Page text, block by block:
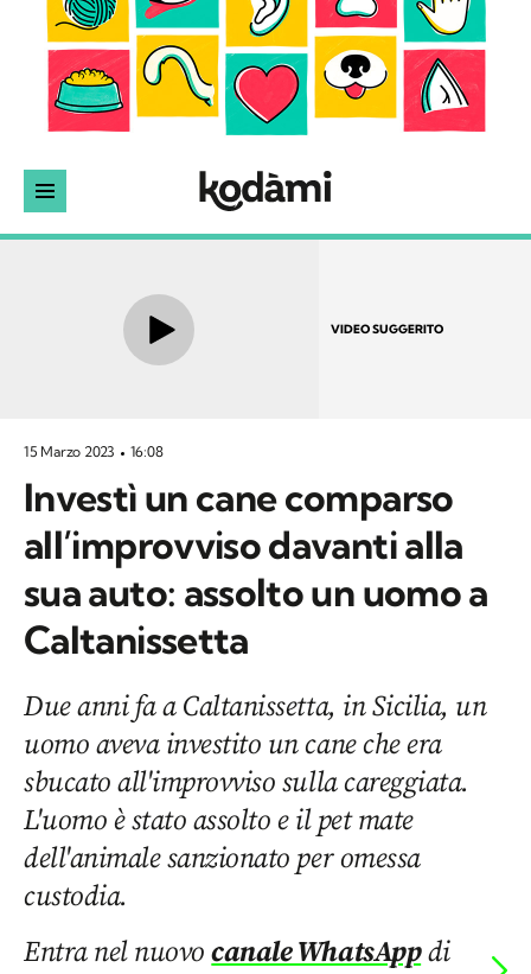
VIDEO SUGGERITO
15 Marzo 2023 16:08
Investì un cane comparso
all’improvviso davanti alla
sua auto: assolto un uomo a
Caltanissetta
Due anni fa a Caltanissetta, in Sicilia, un
uomo aveva investito un cane che era
sbucato all'improvviso sulla careggiata.
L'uomo è stato assolto e il pet mate
dell'animale sanzionato per omessa
custodia.
Entra nel nuovocanale WhatsAppdi